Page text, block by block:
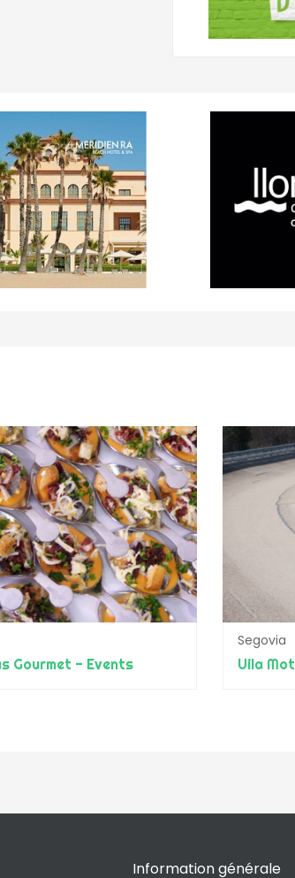
Gourmet - Events
Segovia
Uila
Information générale